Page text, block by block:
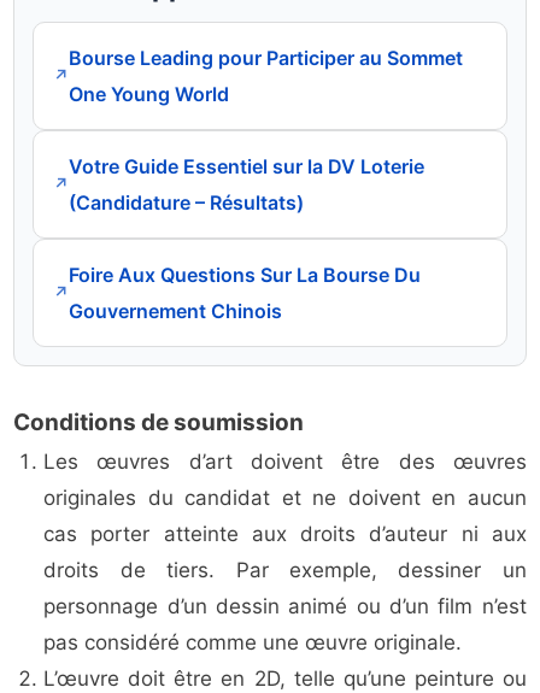
↗
Bourse Leading pour Participer au Sommet
One Young World
↗
Votre Guide Essentiel sur la DV Loterie
(Candidature – Résultats)
↗
Foire Aux Questions Sur La Bourse Du
Gouvernement Chinois
Conditions de soumission
Les œuvres d’art doivent être des œuvres
originales du candidat et ne doivent en aucun
cas porter atteinte aux droits d’auteur ni aux
droits de tiers. Par exemple, dessiner un
personnage d’un dessin animé ou d’un film n’est
pas considéré comme une œuvre originale.
L’œuvre doit être en 2D, telle qu’une peinture ou